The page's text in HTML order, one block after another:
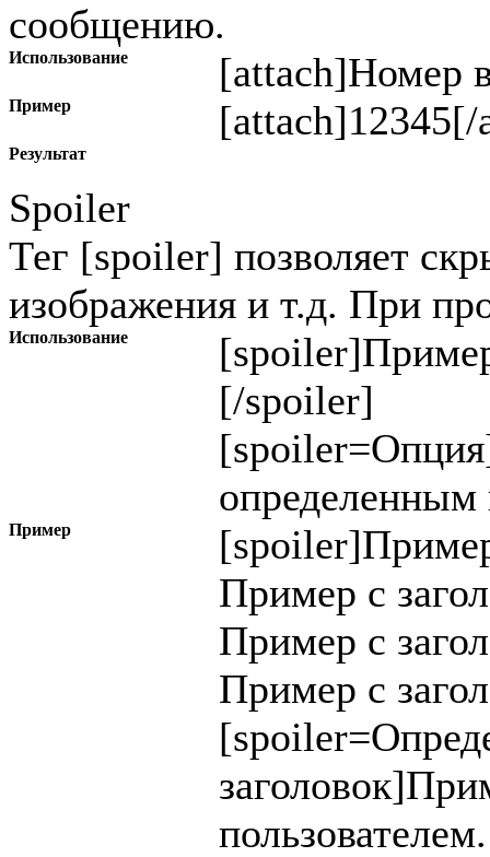
сообщению.
Использование [attach]Номер
Пример [attach]12345[/
Результат
Spoiler
Тег [spoiler] позволяет
изображения и т.д. При
Использование [spoiler]
[/spoiler]
[spoiler=Опция
определенным
Пример
Пример с
Пример с
Пример с
пользователем.